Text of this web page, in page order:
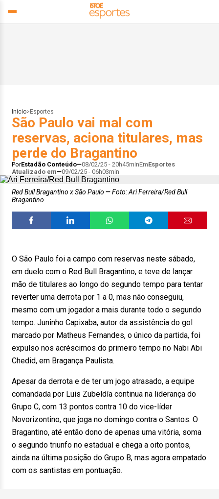
Início> Esportes
São Paulo vai mal com
reservas, aciona titulares, mas
perde do Bragantino
PorEstadão Conteúdo 08/02/25 - 20h45minEmEsportes
Atualizado em
09/02/25 - 06h03min
Red Bull Bragantino x São Paulo
Foto: Ari Ferreira/Red Bull
Bragantino
O São Paulo foi a campo com reservas neste sábado,
em duelo com o Red Bull Bragantino, e teve de lançar
mão de titulares ao longo do segundo tempo para tentar
reverter uma derrota por 1 a 0, mas não conseguiu,
mesmo com um jogador a mais durante todo o segundo
tempo. Juninho Capixaba, autor da assistência do gol
marcado por Matheus Fernandes, o único da partida, foi
expulso nos acréscimos do primeiro tempo no Nabi Abi
Chedid, em Bragança Paulista.
Apesar da derrota e de ter um jogo atrasado, a equipe
comandada por Luis Zubeldía continua na liderança do
Grupo C, com 13 pontos contra 10 do vice-líder
Novorizontino, que joga no domingo contra o Santos. O
Bragantino, até então dono de apenas uma vitória, soma
o segundo triunfo no estadual e chega a oito pontos,
ainda na última posição do Grupo B, mas agora empatado
com os santistas em pontuação.